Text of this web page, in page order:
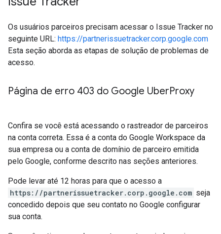
Os usuários parceiros precisam acessar o Issue Tracker no
seguinte URL: https://partnerissuetracker.corp.google.com
Esta seção aborda as etapas de solução de problemas de
acesso.
Página de erro 403 do Google UberProxy
Confira se você está acessando o rastreador de parceiros
na conta correta. Essa é a conta do Google Workspace da
sua empresa ou a conta de domínio de parceiro emitida
pelo Google, conforme descrito nas seções anteriores.
Pode levar até 12 horas para que o acesso a
https://partnerissuetracker.corp.google.com seja
concedido depois que seu contato no Google configurar
sua conta.